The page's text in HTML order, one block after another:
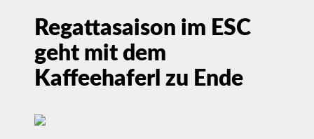
Regattasaison im ESC
geht mit dem
Kaffeehaferl zu Ende